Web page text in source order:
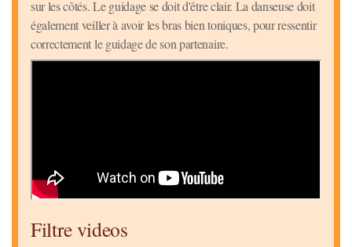
sur les côtés. Le guidage se doit d'être clair. La danseuse doit
également veiller à avoir les bras bien toniques, pour ressentir
correctement le guidage de son partenaire.
Filtre videos